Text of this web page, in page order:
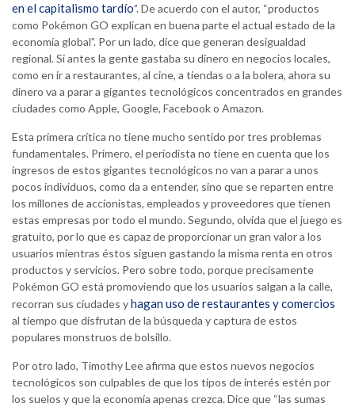
en el capitalismo tardío”. De acuerdo con el autor, “productos
como Pokémon GO explican en buena parte el actual estado de la
economía global”. Por un lado, dice que generan desigualdad
regional. Si antes la gente gastaba su dinero en negocios locales,
como en ir a restaurantes, al cine, a tiendas o a la bolera, ahora su
dinero va a parar a gigantes tecnológicos concentrados en grandes
ciudades como Apple, Google, Facebook o Amazon.
Esta primera crítica no tiene mucho sentido por tres problemas
fundamentales. Primero, el periodista no tiene en cuenta que los
ingresos de estos gigantes tecnológicos no van a parar a unos
pocos individuos, como da a entender, sino que se reparten entre
los millones de accionistas, empleados y proveedores que tienen
estas empresas por todo el mundo. Segundo, olvida que el juego es
gratuito, por lo que es capaz de proporcionar un gran valor a los
usuarios mientras éstos siguen gastando la misma renta en otros
productos y servicios. Pero sobre todo, porque precisamente
Pokémon GO está promoviendo que los usuarios salgan a la calle,
recorran sus ciudades yhagan uso de restaurantes y comercios
al tiempo que disfrutan de la búsqueda y captura de estos
populares monstruos de bolsillo.
Por otro lado, Timothy Lee afirma que estos nuevos negocios
tecnológicos son culpables de que los tipos de interés estén por
los suelos y que la economía apenas crezca. Dice que “las sumas